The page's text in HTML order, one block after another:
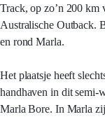
Track, op zo’n 200 km
Australische Outback.
en rond Marla.
Het plaatsje heeft
handhaven in dit semi-
Marla Bore. In Marla